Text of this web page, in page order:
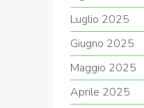
Luglio 2025
Giugno 2025
Maggio 2025
Aprile 2025